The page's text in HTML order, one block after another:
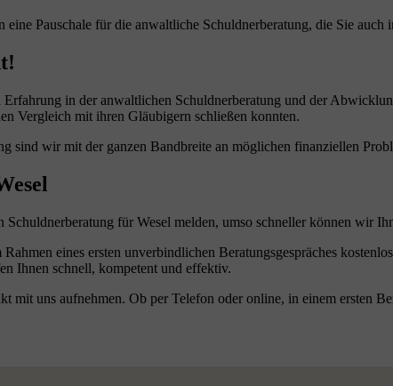
Pauschale für die anwaltliche Schuldnerberatung, die Sie auch
in der anwaltlichen Schuldnerberatung und der
Vergleich mit ihren Gläubigern schließen konnten.
sind wir mit der ganzen Bandbreite an möglichen finanziellen
Schuldnerberatung für Wesel melden, umso schneller können wir
eines ersten unverbindlichen Beratungsgespräches
Ihnen schnell, kompetent und effektiv.
mit uns aufnehmen. Ob per Telefon oder online, in einem ersten